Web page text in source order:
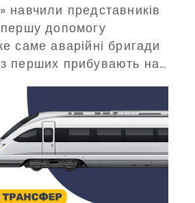
Благодійним
Парамонова
навчили представників
допомогу
саме аварійні бригади
перших прибувають на